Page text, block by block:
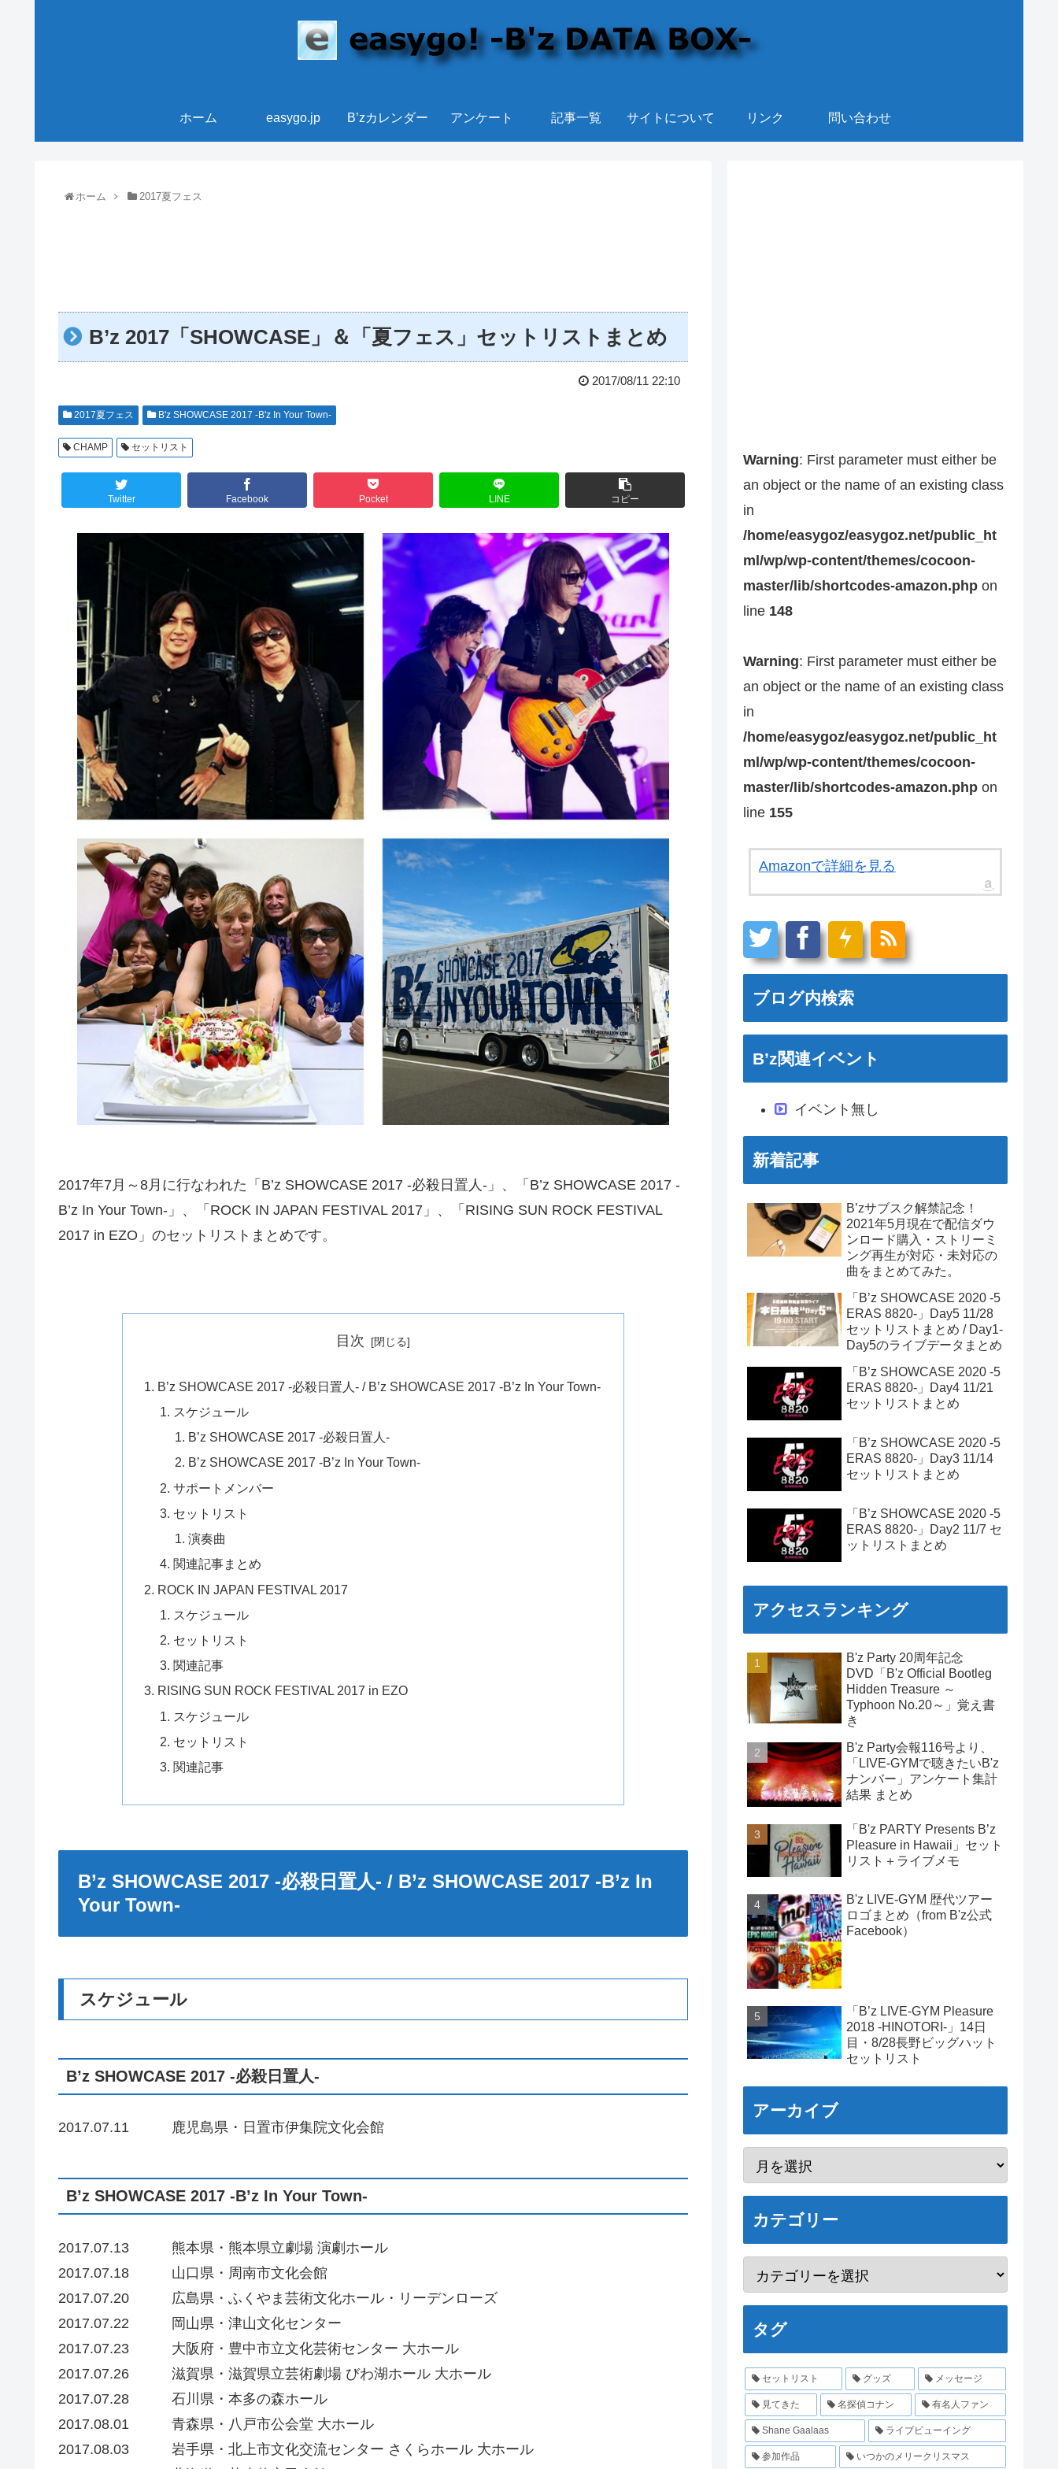
ホーム easygo.jp B’zカレンダー アンケート 記事一覧 サイトについて リンク 問い合わせ
ホーム 2017夏フェス
B’z 2017「SHOWCASE」＆「夏フェス」セットリストまとめ
2017/08/11 22:10
2017夏フェス B'z SHOWCASE 2017 -B'z In Your Town-
CHAMP セットリスト
Twitter Facebook Pocket LINE コピー
2017年7月～8月に行なわれた「B’z SHOWCASE 2017 -必殺日置人-」、「B’z SHOWCASE 2017 -
B’z In Your Town-」、「ROCK IN JAPAN FESTIVAL 2017」、「RISING SUN ROCK FESTIVAL
2017 in EZO」のセットリストまとめです。
目次
B’z SHOWCASE 2017 -必殺日置人- / B’z SHOWCASE 2017 -B’z In Your Town-
スケジュール
B’z SHOWCASE 2017 -必殺日置人-
B’z SHOWCASE 2017 -B’z In Your Town-
サポートメンバー
セットリスト
演奏曲
関連記事まとめ
ROCK IN JAPAN FESTIVAL 2017
スケジュール
セットリスト
関連記事
RISING SUN ROCK FESTIVAL 2017 in EZO
スケジュール
セットリスト
関連記事
B’z SHOWCASE 2017 -必殺日置人- / B’z SHOWCASE 2017 -B’z In
Your Town-
スケジュール
B’z SHOWCASE 2017 -必殺日置人-
2017.07.11 鹿児島県・日置市伊集院文化会館
B’z SHOWCASE 2017 -B’z In Your Town-
2017.07.13 熊本県・熊本県立劇場 演劇ホール
2017.07.18 山口県・周南市文化会館
2017.07.20 広島県・ふくやま芸術文化ホール・リーデンローズ
2017.07.22 岡山県・津山文化センター
2017.07.23 大阪府・豊中市立文化芸術センター 大ホール
2017.07.26 滋賀県・滋賀県立芸術劇場 びわ湖ホール 大ホール
2017.07.28 石川県・本多の森ホール
2017.08.01 青森県・八戸市公会堂 大ホール
2017.08.03 岩手県・北上市文化交流センター さくらホール 大ホール
Warning: First parameter must either be
an object or the name of an existing class
in
/home/easygoz/easygoz.net/public_ht
ml/wp/wp-content/themes/cocoon-
master/lib/shortcodes-amazon.php on
line 148
Warning: First parameter must either be
an object or the name of an existing class
in
/home/easygoz/easygoz.net/public_ht
ml/wp/wp-content/themes/cocoon-
master/lib/shortcodes-amazon.php on
line 155
Amazonで詳細を見る
ブログ内検索
B’z関連イベント
イベント無し
新着記事
B’zサブスク解禁記念！
2021年5月現在で配信ダウ
ンロード購入・ストリーミ
ング再生が対応・未対応の
曲をまとめてみた。
「B’z SHOWCASE 2020 -5
ERAS 8820-」Day5 11/28
セットリストまとめ / Day1-
Day5のライブデータまとめ
「B’z SHOWCASE 2020 -5
ERAS 8820-」Day4 11/21
セットリストまとめ
「B’z SHOWCASE 2020 -5
ERAS 8820-」Day3 11/14
セットリストまとめ
「B’z SHOWCASE 2020 -5
ERAS 8820-」Day2 11/7 セ
ットリストまとめ
アクセスランキング
B'z Party 20周年記念
DVD「B'z Official Bootleg
Hidden Treasure ～
Typhoon No.20～」覚え書
き
B'z Party会報116号より、
「LIVE-GYMで聴きたいB'z
ナンバー」アンケート集計
結果 まとめ
「B'z PARTY Presents B’z
Pleasure in Hawaii」セット
リスト＋ライブメモ
B'z LIVE-GYM 歴代ツアー
ロゴまとめ（from B'z公式
Facebook）
「B’z LIVE-GYM Pleasure
2018 -HINOTORI-」14日
目・8/28長野ビッグハット
セットリスト
アーカイブ
カテゴリー
タグ
セットリスト グッズ メッセージ
見てきた 名探偵コナン 有名人ファン
Shane Gaalaas ライブビューイング
参加作品 いつかのメリークリスマス